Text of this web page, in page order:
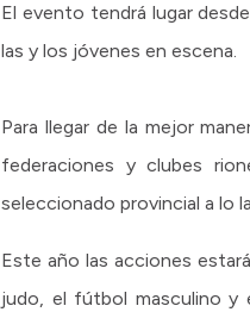
El evento tendrá lugar
las y los jóvenes en escena.
Para llegar de la mejor
federaciones y clubes
seleccionado provincial a lo
Este año las acciones
judo, el fútbol masculino y